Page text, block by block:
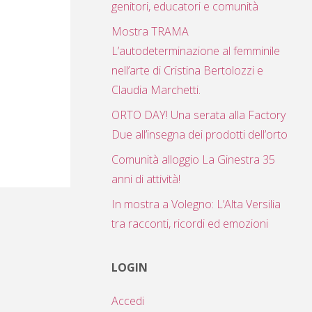
genitori, educatori e comunità
Mostra TRAMA
L’autodeterminazione al femminile
nell’arte di Cristina Bertolozzi e
Claudia Marchetti.
ORTO DAY! Una serata alla Factory
Due all’insegna dei prodotti dell’orto
Comunità alloggio La Ginestra 35
anni di attività!
In mostra a Volegno: L’Alta Versilia
tra racconti, ricordi ed emozioni
LOGIN
Accedi